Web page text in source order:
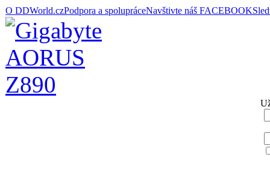
O DDWorld.czPodpora a spolupráceNavštivte náš FACEBOOK